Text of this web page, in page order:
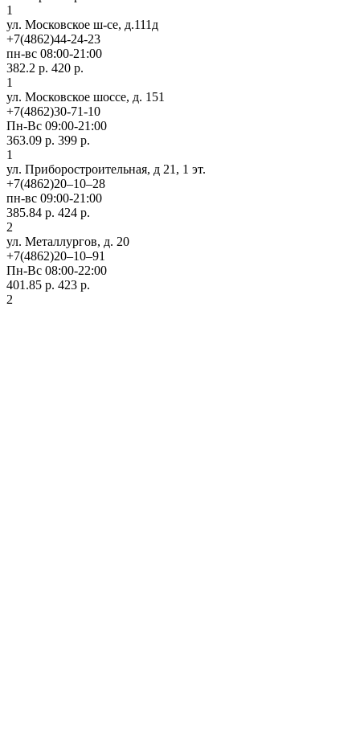
1
ул. Московское ш-се, д.111д
+7(4862)44-24-23
пн-вс 08:00-21:00
382.2 р. 420 р.
1
ул. Московское шоссе, д. 151
+7(4862)30-71-10
Пн-Вс 09:00-21:00
363.09 р. 399 р.
1
ул. Приборостроительная, д 21, 1 эт.
+7(4862)20‒10‒28
пн-вс 09:00-21:00
385.84 р. 424 р.
2
ул. ​Металлургов, д. 20
+7(4862)20‒10‒91
Пн-Вс 08:00-22:00
401.85 р. 423 р.
2